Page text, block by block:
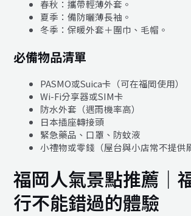
春秋：攜帶輕薄外套。
夏季：備防曬薄長袖。
冬季：保暖外套＋圍巾、毛帽。
必備物品清單
PASMO或Suica卡（可在福岡使用）
Wi-Fi分享器或SIM卡
防水外套（遇雨機率高）
日本插座轉接頭
緊急藥品、口罩、防蚊液
小禮物或零錢（屋台與小店常不提供
福岡人氣景點推薦｜
行不能錯過的體驗